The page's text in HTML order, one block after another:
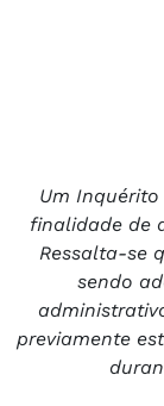
Um
finalidade de
Ressalta-se
sendo
previamente